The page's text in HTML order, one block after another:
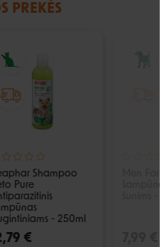
PREKĖS
Shampoo
Pure
- 250ml
€